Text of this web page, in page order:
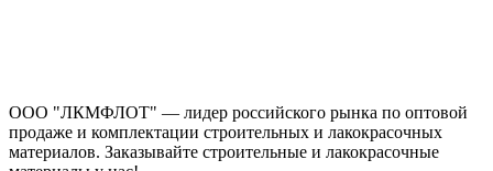
ООО "ЛКМФЛОТ" — лидер российского рынка по оптовой
продаже и комплектации строительных и лакокрасочных
материалов. Заказывайте строительные и лакокрасочные